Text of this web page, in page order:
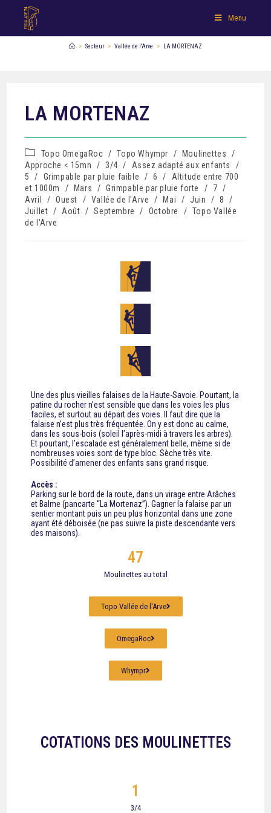
Menu
> Secteur > Vallée de l'Arve > LA MORTENAZ
LA MORTENAZ
Topo OmegaRoc / Topo Whympr / Moulinettes
/
Approche < 15mn
/ 3/4 / Assez adapté aux enfants
/
5
/ Grimpable par pluie faible / 6 /
Altitude entre 700
et 1000m
/ Mars / Grimpable par pluie forte / 7 /
Avril
/ Ouest / Vallée de l'Arve / Mai / Juin / 8
/
Juillet / Août / Septembre / Octobre / Topo Vallée
de l'Arve
Une des plus vieilles falaises de la Haute-Savoie. Pourtant, la
patine du rocher n’est sensible que dans les voies les plus
faciles, et surtout au départ des voies. Il faut dire que la
falaise n’est plus très fréquentée. On y est donc au calme,
dans les sous-bois (soleil l’après-midi à travers les arbres).
Et pourtant, l’escalade est généralement belle, même si de
nombreuses voies sont de type bloc. Sèche très vite.
Possibilité d’amener des enfants sans grand risque.
Accès :
Parking sur le bord de la route, dans un virage entre Arâches
et Balme (pancarte “La Mortenaz”).Gagner la falaise par un
sentier montant puis un peu plus horizontal dans une zone
ayant été déboisée (ne pas suivre la piste descendante vers
des maisons).
Moulinettes au total
47
Topo Vallée de l'Arve
OmegaRoc
Whympr
COTATIONS DES MOULINETTES
3/4
1